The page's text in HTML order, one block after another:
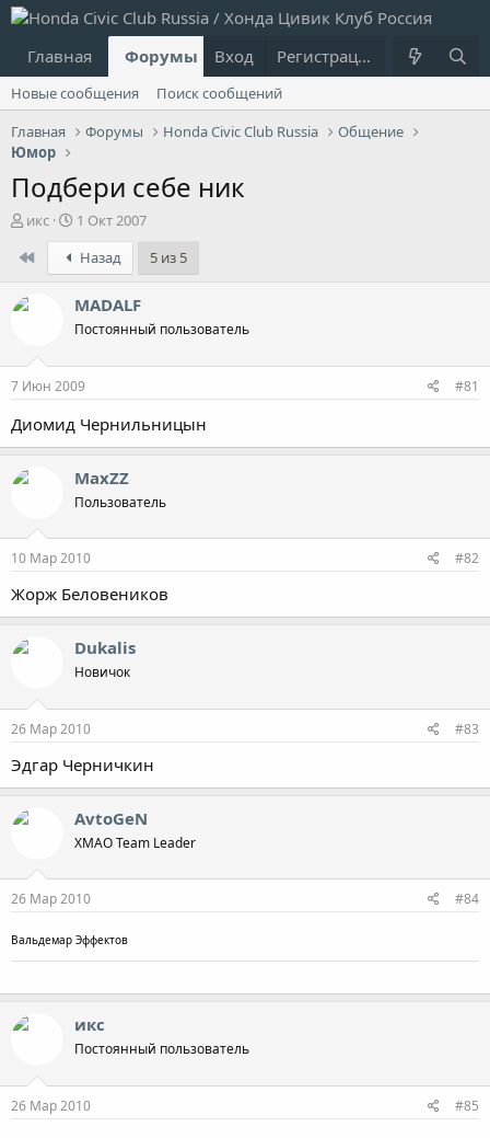
Главная Форумы Что нового?
Вход Регистрация
Новые сообщения
Поиск сообщений
Главная
Форумы Honda Civic Club Russia
Общение
Юмор
Подбери себе ник
А
т
р
т
ы
икс
Д
а
т
а
н
а
ч
л
а
1 Окт 2007
Назад 5 из 5
MADALF
Постоянный пользователь
7 Июн 2009 #81
Диомид Чернильницын
MaxZZ
Пользователь
10 Мар 2010 #82
Жорж Беловеников
Dukalis
Новичок
26 Мар 2010 #83
Эдгар Черничкин
AvtoGeN
ХМАО Team Leader
26 Мар 2010 #84
Вальдемар Эффектов
икс
Постоянный пользователь
26 Мар 2010 #85